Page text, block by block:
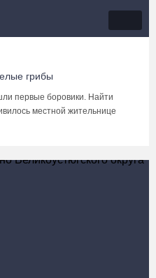
грибы
первые боровики. Найти
местной жительнице